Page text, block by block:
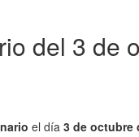
del 3 de
el día 3 de octubre